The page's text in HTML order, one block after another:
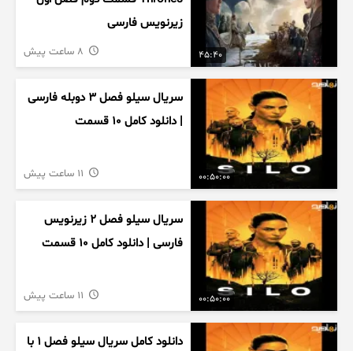
45:40
زیرنویس فارسی
00:50:00
سریال سیلو فصل ۳ دوبله فارسی
| دانلود کامل ۱۰ قسمت
00:50:00
سریال سیلو فصل ۲ زیرنویس
فارسی | دانلود کامل ۱۰ قسمت
دانلود کامل سریال سیلو فصل ۱ با